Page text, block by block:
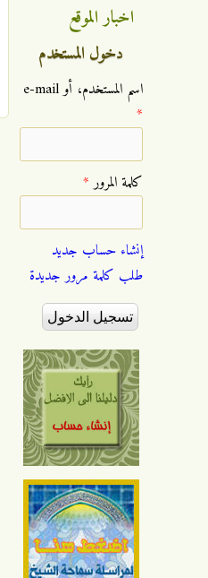
اخبار الموقع
دخول المستخدم
‏اسم المستخدم، أو e-mail
*
‏كلمة المرور ‏*
إنشاء حساب جديد
طلب كلمة مرور جديدة